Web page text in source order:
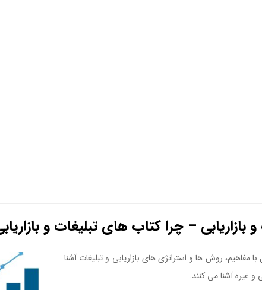
– چرا کتاب های تبلیغات و
روش ها و استراتژی های بازاریابی و تبلیغات آشنا
و غیره آشنا می کنند.